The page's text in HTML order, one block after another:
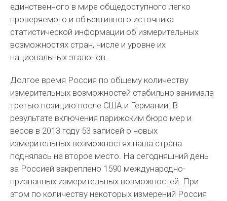
единственного в мире общедоступного легко
проверяемого и объективного источника
статистической информации об измерительных
возможностях стран, числе и уровне их
национальных эталонов.
Долгое время Россия по общему количеству
измерительных возможностей стабильно занимала
третью позицию после США и Германии. В
результате включения парижским бюро мер и
весов в 2013 году 53 записей о новых
измерительных возможностях наша страна
поднялась на второе место. На сегодняшний день
за Россией закреплено 1590 международно-
признанных измерительных возможностей. При
этом по количеству некоторых измерений Россия